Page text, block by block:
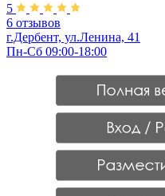
5
6 отзывов
г.Дербент, ул.Ленина, 41
Пн-Сб 09:00-18:00